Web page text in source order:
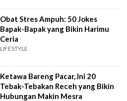
Obat Stres Ampuh: 50 Jokes
Bapak-Bapak yang Bikin Harimu
Ceria
LIFESTYLE
Ketawa Bareng Pacar, Ini 20
Tebak-Tebakan Receh yang Bikin
Hubungan Makin Mesra